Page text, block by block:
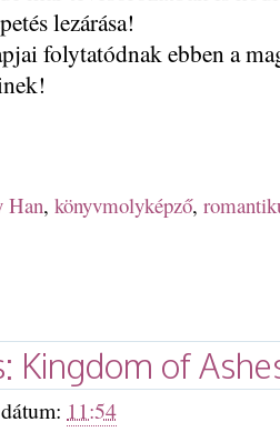
lezárása!
folytatódnak ebben a
Han, könyvmolyképző,
Kingdom of
dátum: 11:54